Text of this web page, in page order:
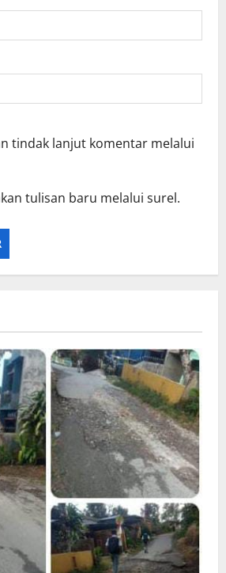
tindak lanjut komentar melalui
tulisan baru melalui surel.